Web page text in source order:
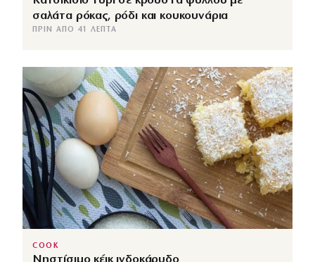
σαλάτα ρόκας, ρόδι και κουκουνάρια
ΠΡΙΝ ΑΠΌ 41 ΛΕΠΤΆ
COOK